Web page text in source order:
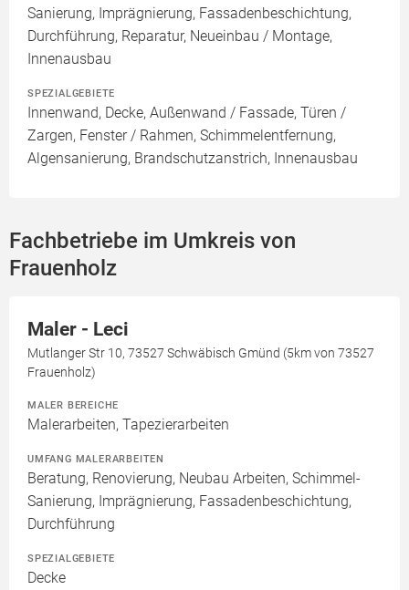
Sanierung, Imprägnierung, Fassadenbeschichtung,
Durchführung, Reparatur, Neueinbau / Montage,
Innenausbau
SPEZIALGEBIETE
Innenwand, Decke, Außenwand / Fassade, Türen /
Zargen, Fenster / Rahmen, Schimmelentfernung,
Algensanierung, Brandschutzanstrich, Innenausbau
Fachbetriebe im Umkreis von
Frauenholz
Maler - Leci
Mutlanger Str 10, 73527 Schwäbisch Gmünd (5km von 73527
Frauenholz)
MALER BEREICHE
Malerarbeiten, Tapezierarbeiten
UMFANG MALERARBEITEN
Beratung, Renovierung, Neubau Arbeiten, Schimmel-
Sanierung, Imprägnierung, Fassadenbeschichtung,
Durchführung
SPEZIALGEBIETE
Decke